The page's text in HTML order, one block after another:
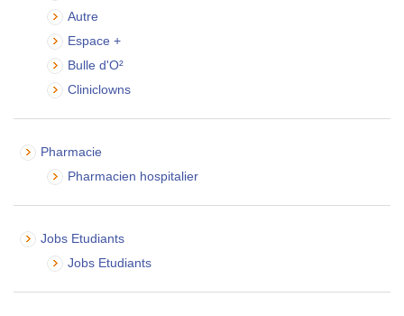
Autre
Espace +
Bulle d'O²
Cliniclowns
Pharmacie
Pharmacien hospitalier
Jobs Etudiants
Jobs Etudiants